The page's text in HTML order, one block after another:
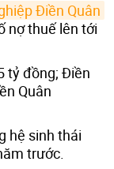
Điền Quân
nợ thuế lên tới
tỷ đồng; Điền
Quân
hệ sinh thái
trước.